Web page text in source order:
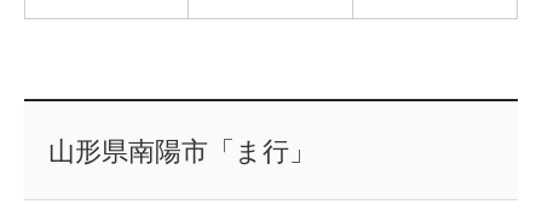
山形県南陽市「ま行」